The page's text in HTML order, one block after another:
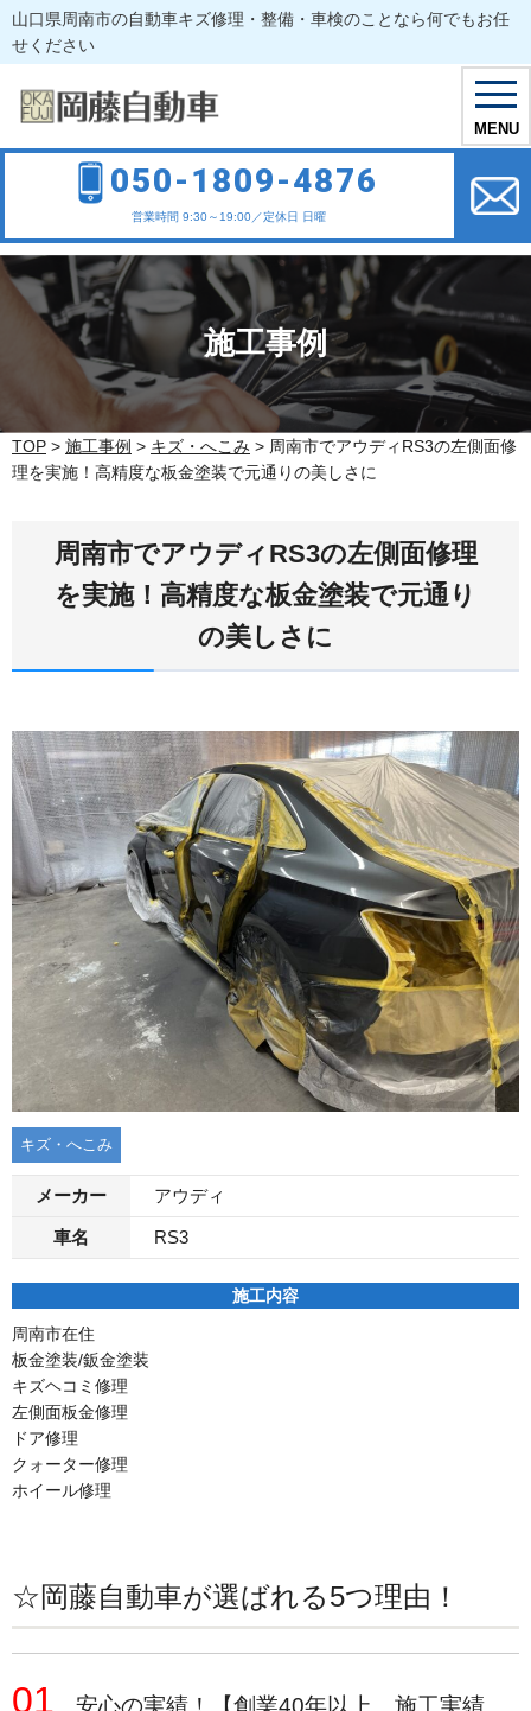
MENU
山口県周南市の自動車キズ修理・整備・車検のことなら何でもお任
せください
050-1809-4876
営業時間 9:30～19:00／定休日 日曜
施工事例
TOP > 施工事例 > キズ・へこみ > 周南市でアウディRS3の左側面修
理を実施！高精度な板金塗装で元通りの美しさに
周南市でアウディRS3の左側面修理
を実施！高精度な板金塗装で元通り
の美しさに
キズ・へこみ
メーカー アウディ
車名 RS3
施工内容
周南市在住
板金塗装/鈑金塗装
キズヘコミ修理
左側面板金修理
ドア修理
クォーター修理
ホイール修理
☆岡藤自動車が選ばれる5つ理由！
01
安心の実績！【創業40年以上、施工実績